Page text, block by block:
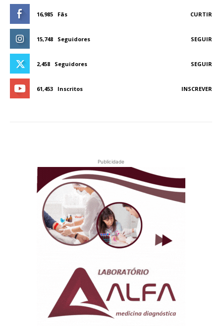
16,985 Fãs CURTIR
15,748 Seguidores SEGUIR
2,458 Seguidores SEGUIR
61,453 Inscritos INSCREVER
Publicidade